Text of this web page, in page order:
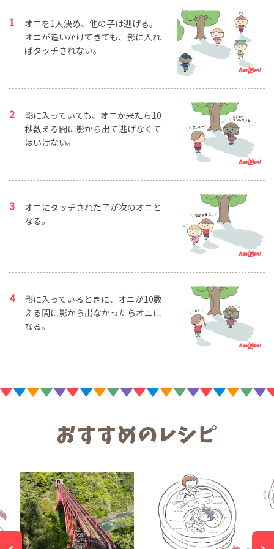
オニを1人決め、他の子は逃げる。
オニが追いかけてきても、影に入れ
ばタッチされない。
影に入っていても、オニが来たら10
秒数える間に影から出て逃げなくて
はいけない。
オニにタッチされた子が次のオニと
なる。
影に入っているときに、オニが10数
える間に影から出なかったらオニに
なる。